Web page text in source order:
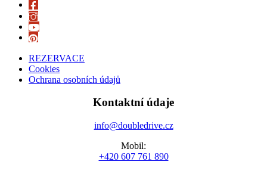
REZERVACE
Cookies
Ochrana osobních údajů
Kontaktní údaje
info@doubledrive.cz
Mobil:
+420 607 761 890